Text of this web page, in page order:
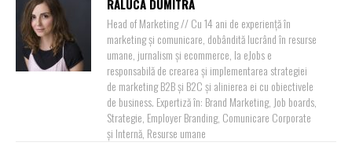
RALUCA DUMITRA
Head of Marketing // Cu 14 ani de experiență în
marketing și comunicare, dobândită lucrând în resurse
umane, jurnalism și ecommerce, la eJobs e
responsabilă de crearea și implementarea strategiei
de marketing B2B și B2C și alinierea ei cu obiectivele
de business. Expertiză în: Brand Marketing, Job boards,
Strategie, Employer Branding, Comunicare Corporate
și Internă, Resurse umane